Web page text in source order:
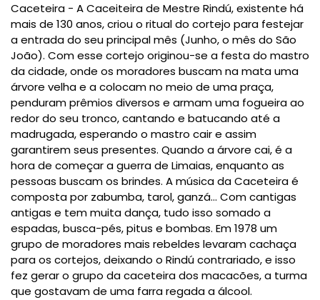
Caceteira - A Caceiteira de Mestre Rindú, existente há
mais de 130 anos, criou o ritual do cortejo para festejar
a entrada do seu principal mês (Junho, o mês do São
João). Com esse cortejo originou-se a festa do mastro
da cidade, onde os moradores buscam na mata uma
árvore velha e a colocam no meio de uma praça,
penduram prêmios diversos e armam uma fogueira ao
redor do seu tronco, cantando e batucando até a
madrugada, esperando o mastro cair e assim
garantirem seus presentes. Quando a árvore cai, é a
hora de começar a guerra de Limaias, enquanto as
pessoas buscam os brindes. A música da Caceteira é
composta por zabumba, tarol, ganzá... Com cantigas
antigas e tem muita dança, tudo isso somado a
espadas, busca-pés, pitus e bombas. Em 1978 um
grupo de moradores mais rebeldes levaram cachaça
para os cortejos, deixando o Rindú contrariado, e isso
fez gerar o grupo da caceteira dos macacões, a turma
que gostavam de uma farra regada a álcool.